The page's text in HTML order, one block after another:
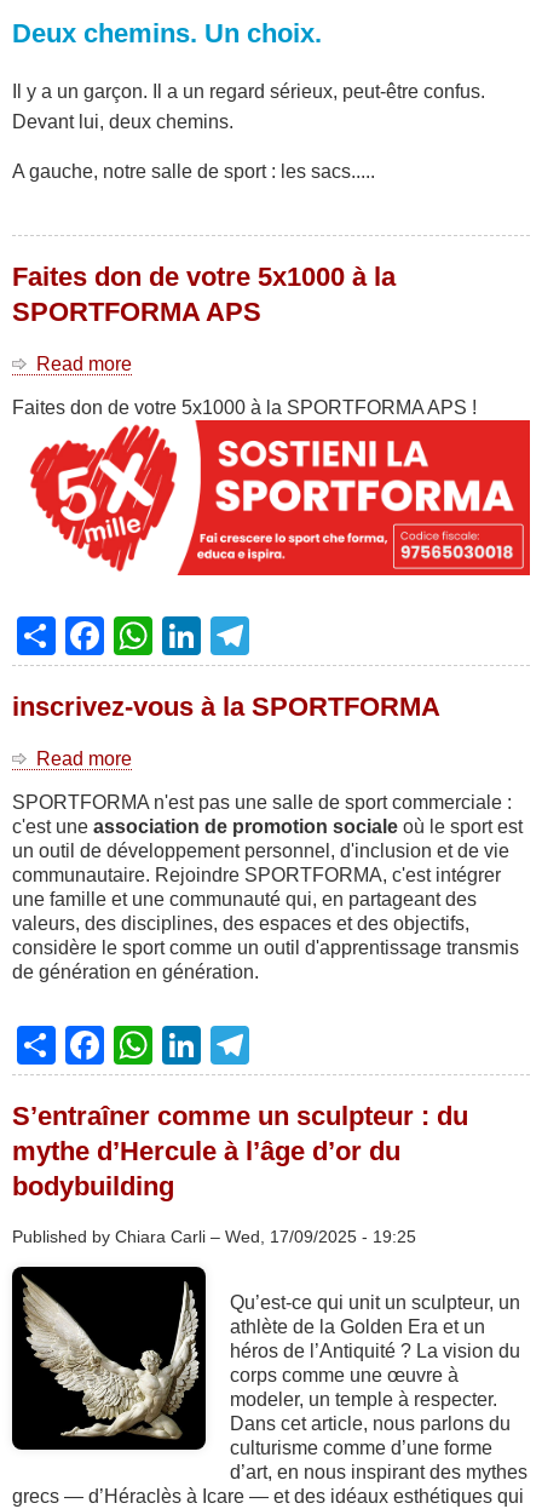
Deux chemins. Un choix.
Il y a un garçon. Il a un regard sérieux, peut-être confus.
Devant lui, deux chemins.
A gauche, notre salle de sport : les sacs.....
Faites don de votre 5x1000 à la
SPORTFORMA APS
Read more
don
de
votre
5x1000
à
la
SPORTFORMA
Faites don de votre 5x1000 à la SPORTFORMA APS !
ShareFacebook
WhatsApp
LinkedIn
inscrivez-vous à la SPORTFORMA
Read more
vous
à
la
SPORTFORMA
SPORTFORMA n'est pas une salle de sport commerciale :
c'est une association de promotion sociale où le sport est
un outil de développement personnel, d'inclusion et de vie
communautaire. Rejoindre SPORTFORMA, c'est intégrer
une famille et une communauté qui, en partageant des
valeurs, des disciplines, des espaces et des objectifs,
considère le sport comme un outil d'apprentissage transmis
de génération en génération.
ShareFacebook
WhatsApp
LinkedIn
S’entraîner comme un sculpteur : du
mythe d’Hercule à l’âge d’or du
bodybuilding
Published by Chiara Carli – Wed, 17/09/2025 - 19:25
Qu’est-ce qui unit un sculpteur, un
athlète de la Golden Era et un
héros de l’Antiquité ? La vision du
corps comme une œuvre à
modeler, un temple à respecter.
Dans cet article, nous parlons du
culturisme comme d’une forme
d’art, en nous inspirant des mythes
grecs — d’Héraclès à Icare — et des idéaux esthétiques qui